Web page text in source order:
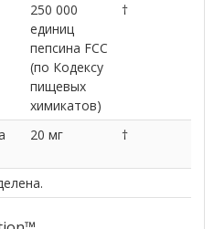
250 000
единиц
пепсина FCC
(по Кодексу
пищевых
химикатов)
†
20 мг †